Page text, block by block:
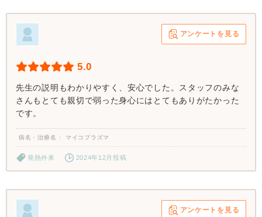
アンケートを見る
5.0
先生の説明もわかりやすく、安心でした。スタッフのみな
さんもとても親切で弱った身心にはとてもありがたかった
です。
病名・治療名 マイコプラズマ
発熱外来 2024年12月投稿
アンケートを見る